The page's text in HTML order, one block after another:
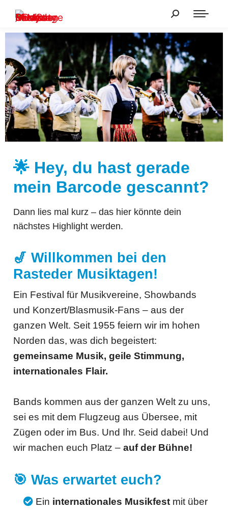
🌟 Hey, du hast gerade
mein Barcode gescannt?
Dann lies mal kurz – das hier könnte dein
nächstes Highlight werden.
🎷 Willkommen bei den
Rasteder Musiktagen!
Ein Festival für Musikvereine, Showbands
und Konzert/Blasmusik-Fans – aus der
ganzen Welt. Seit 1955 feiern wir im hohen
Norden das, was dich begeistert:
gemeinsame Musik, geile Stimmung,
internationales Flair.
Bands kommen aus der ganzen Welt zu uns,
sei es mit dem Flugzeug aus Übersee, mit
Zügen oder im Bus. Und Ihr. Seid dabei! Und
wir machen euch Platz – auf der Bühne!
🎯 Was erwartet euch?
Ein internationales Musikfest mit über